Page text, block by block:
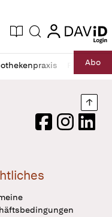
Ausgabe
Suche login
login
RechtAbo
FacebookInstagram